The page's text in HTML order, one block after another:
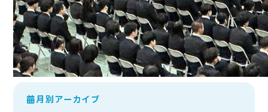
月別アーカイブ